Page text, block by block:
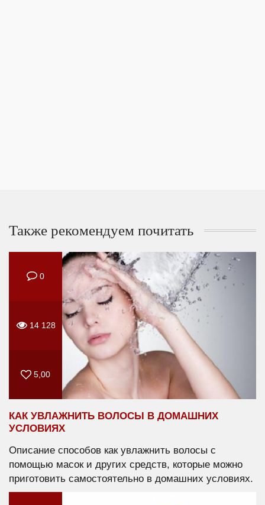
Также рекомендуем почитать
0
14 128
5,00
КАК УВЛАЖНИТЬ ВОЛОСЫ В ДОМАШНИХ
УСЛОВИЯХ
Описание способов как увлажнить волосы с
помощью масок и других средств, которые можно
приготовить самостоятельно в домашних условиях.